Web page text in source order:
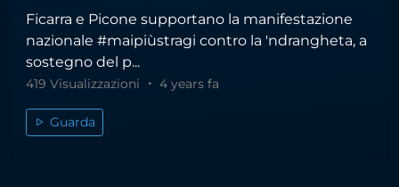
Ficarra e Picone supportano la manifestazione
nazionale #maipiùstragi contro la 'ndrangheta, a
sostegno del p...
419 Visualizzazioni 4 years fa
Guarda